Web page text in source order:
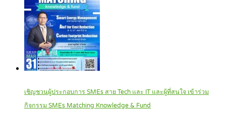
เชิญชวนผู้ประกอบการ SMEs สาย Tech และ IT และผู้ที่สนใจ เข้าร่วม
กิจกรรม SMEs Matching Knowledge & Fund